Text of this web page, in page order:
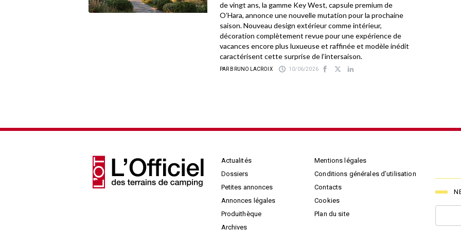
de vingt ans, la gamme Key West, capsule premium de
O’Hara, annonce une nouvelle mutation pour la prochaine
saison. Nouveau design extérieur comme intérieur,
décoration complètement revue pour une expérience de
vacances encore plus luxueuse et raffinée et modèle inédit
caractérisent cette surprise de l’intersaison.
PAR BRUNO LACROIX 10/06/2026
Actualités
Dossiers
Petites annonces
Annonces légales
Produithèque
Archives
Mentions légales
Conditions générales d’utilisation
Contacts
Cookies
Plan du site